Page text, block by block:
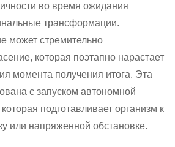
во время ожидания
трансформации.
может стремительно
которая поэтапно нарастает
момента получения итога. Эта
с запуском автономной
подготавливает организм к
или напряженной обстановке.